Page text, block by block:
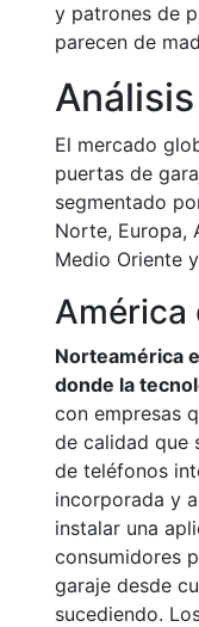
y patrones de
parecen de
El mercado
puertas de
segmentado
Norte, Europa,
Medio Oriente
América
Norteamérica
donde la
con empresas
de calidad que
de teléfonos
incorporada y
instalar una
consumidores
garaje desde
sucediendo.